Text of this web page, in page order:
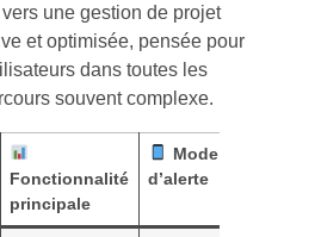
une gestion de projet
et optimisée, pensée pour
dans toutes les
souvent complexe.
Fonctionnalité
principale
Mode
d’alerte